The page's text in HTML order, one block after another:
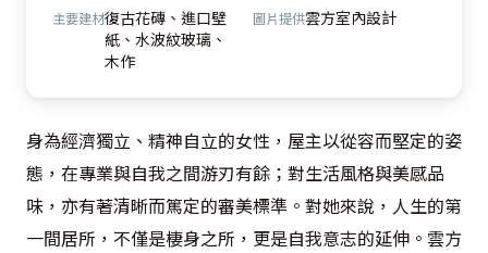
主要建材復古花磚、進口壁
紙、水波紋玻璃、
木作
圖片提供雲方室內設計
身為經濟獨立、精神自立的女性，屋主以從容而堅定的姿
態，在專業與自我之間游刃有餘；對生活風格與美感品
味，亦有著清晰而篤定的審美標準。對她來說，人生的第
一間居所，不僅是棲身之所，更是自我意志的延伸。雲方